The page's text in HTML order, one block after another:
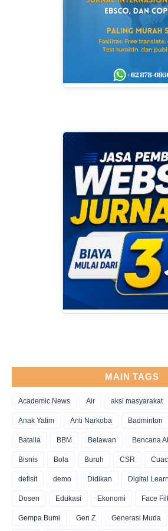
MAIN TAGS
Academic News Air aksi masyarakat
Anak Yatim Anti Narkoba Badminton
Batalla BBM Belawan Bencana
Bisnis Bola Buruh CSR
defisit demo Didikan Digital
Dosen Edukasi Ekonomi Face
Gempa Bumi Gen Z Generasi Muda